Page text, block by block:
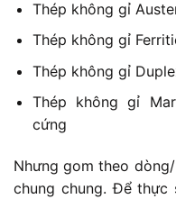
Thép không gỉ
Thép không gỉ
Thép không gỉ
Thép không gỉ
cứng
Nhưng gom theo
chung chung. Để thực